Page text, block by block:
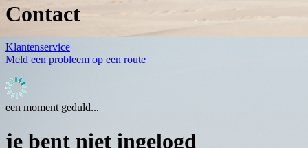
Contact
Klantenservice
Meld een probleem op een route
een moment geduld...
je bent niet ingelogd